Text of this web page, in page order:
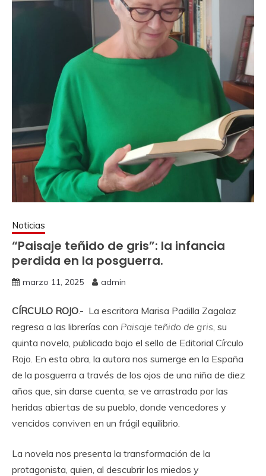
Noticias
“Paisaje teñido de gris”: la infancia
perdida en la posguerra.
marzo 11, 2025 admin
CÍRCULO ROJO.- La escritora Marisa Padilla Zagalaz
regresa a las librerías con Paisaje teñido de gris , su
quinta novela, publicada bajo el sello de Editorial Círculo
Rojo. En esta obra, la autora nos sumerge en la España
de la posguerra a través de los ojos de una niña de diez
años que, sin darse cuenta, se ve arrastrada por las
heridas abiertas de su pueblo, donde vencedores y
vencidos conviven en un frágil equilibrio.
La novela nos presenta la transformación de la
protagonista, quien, al descubrir los miedos y